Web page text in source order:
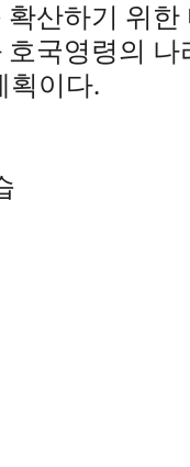
산하기 위
호국영령의
획이다.